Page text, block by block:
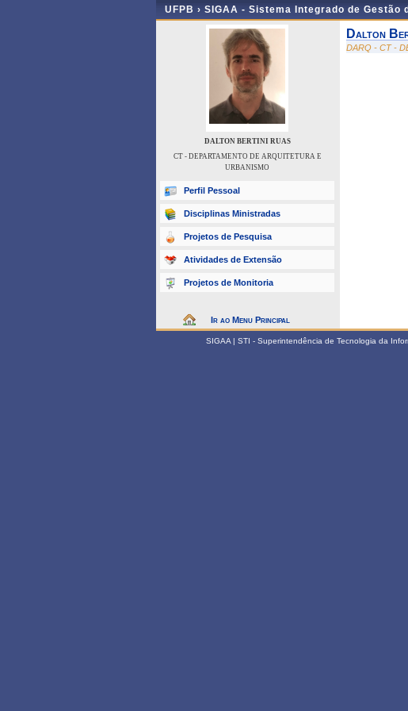
UFPB › SIGAA - Sistema Integrado de Gestão
DALTON BERTINI RUAS
CT - DEPARTAMENTO DE ARQUITETURA E
URBANISMO
Perfil Pessoal
Disciplinas Ministradas
Projetos de Pesquisa
Atividades de Extensão
Projetos de Monitoria
Ir ao Menu Principal
Dalton
DARQ - CT -
SIGAA | STI - Superintendência de Tecnologia da